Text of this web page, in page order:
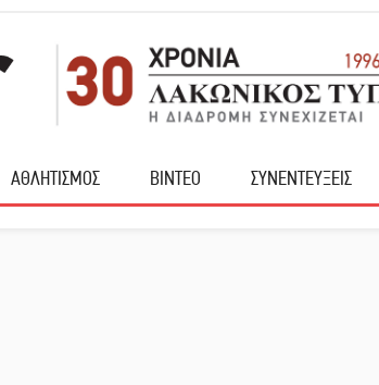
ΑΘΛΗΤΙΣΜΟΣ ΒΙΝΤΕΟ ΣΥΝΕΝΤΕΥΞΕΙΣ